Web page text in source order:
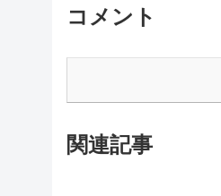
コメント
関連記事